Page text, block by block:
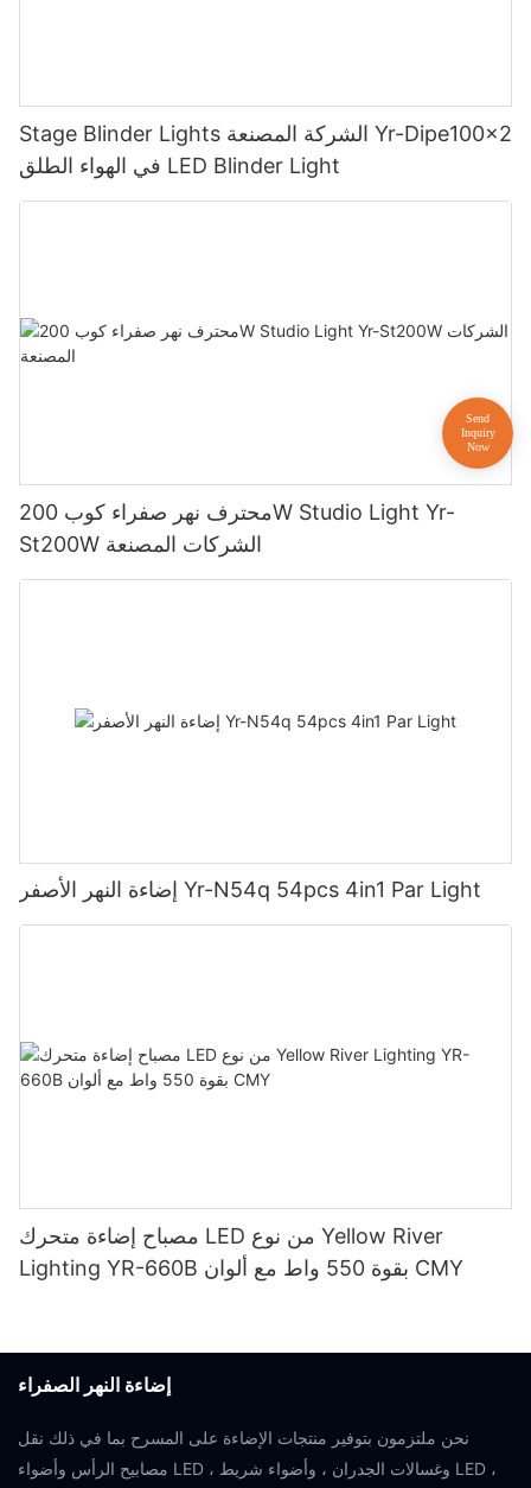
Stage Blinder Lights الشركة المصنعة Yr-Dipe100x2
في الهواء الطلق LED Blinder Light
محترف نهر صفراء كوب 200W Studio Light Yr-
St200W الشركات المصنعة
إضاءة النهر الأصفر Yr-N54q 54pcs 4in1 Par Light
مصباح إضاءة متحرك LED من نوع Yellow River
Lighting YR-660B بقوة 550 واط مع ألوان CMY
إضاءة النهر الصفراء
نحن ملتزمون بتوفير منتجات الإضاءة على المسرح بما في ذلك نقل
مصابيح الرأس وأضواء LED ، وغسالات الجدران ، وأضواء شريط LED ،